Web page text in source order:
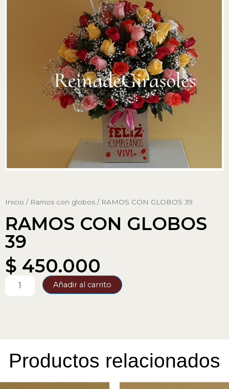
Inicio / Ramos con globos / RAMOS CON GLOBOS 39
RAMOS CON GLOBOS
39
$ 450.000
CON
Añadir al carrito
Productos relacionados